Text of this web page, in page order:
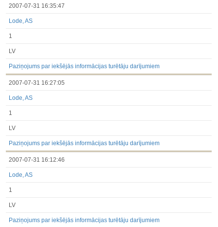
2007-07-31 16:35:47
Lode, AS
1
LV
Paziņojums par iekšējās informācijas turētāju darījumiem
2007-07-31 16:27:05
Lode, AS
1
LV
Paziņojums par iekšējās informācijas turētāju darījumiem
2007-07-31 16:12:46
Lode, AS
1
LV
Paziņojums par iekšējās informācijas turētāju darījumiem